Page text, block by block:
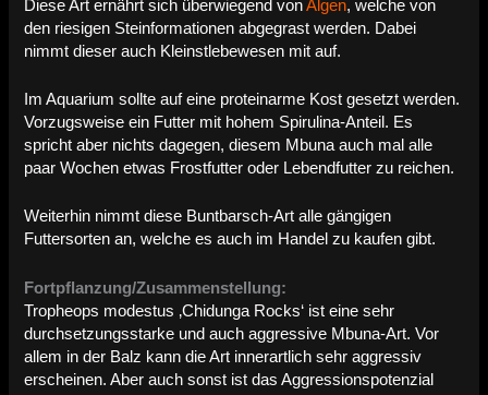
Diese Art ernährt sich überwiegend vonAlgen, welche von
den riesigen Steinformationen abgegrast werden. Dabei
nimmt dieser auch Kleinstlebewesen mit auf.
Im Aquarium sollte auf eine proteinarme Kost gesetzt werden.
Vorzugsweise ein Futter mit hohem Spirulina-Anteil. Es
spricht aber nichts dagegen, diesem Mbuna auch mal alle
paar Wochen etwas Frostfutter oder Lebendfutter zu reichen.
Weiterhin nimmt diese Buntbarsch-Art alle gängigen
Futtersorten an, welche es auch im Handel zu kaufen gibt.
Fortpflanzung/Zusammenstellung:
Tropheops modestus ‚Chidunga Rocks‘ ist eine sehr
durchsetzungsstarke und auch aggressive Mbuna-Art. Vor
allem in der Balz kann die Art innerartlich sehr aggressiv
erscheinen. Aber auch sonst ist das Aggressionspotenzial